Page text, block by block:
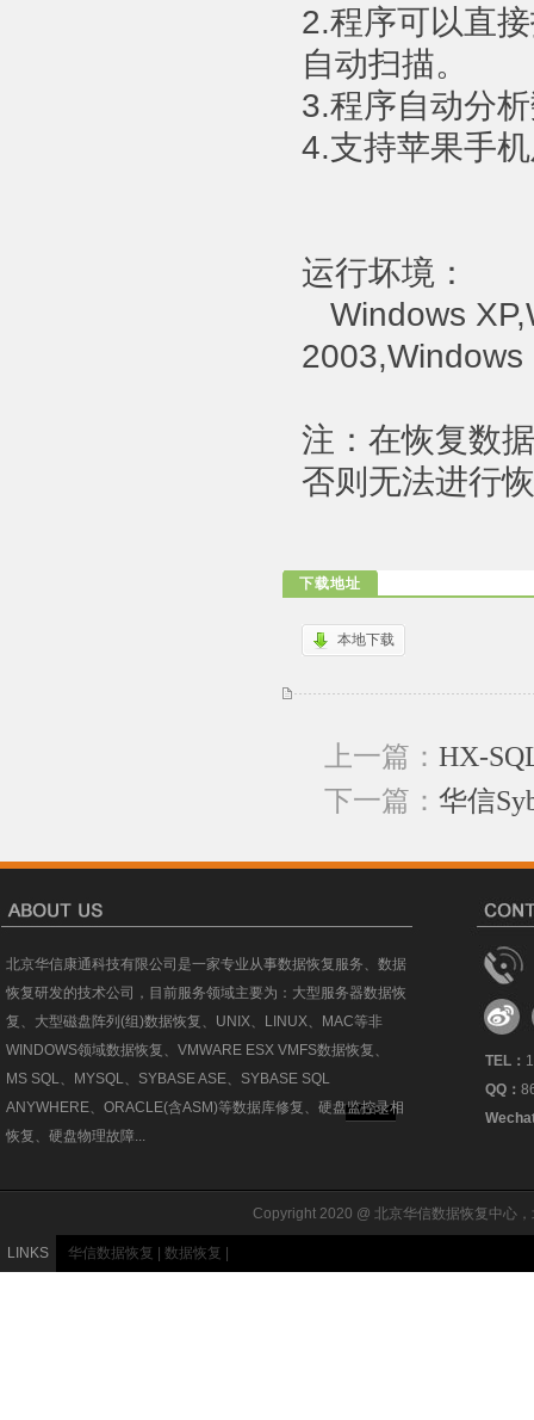
2.程序可以直
自动扫描。
3.程序自动分
4.支持苹果手
运行坏境：
Windows
注：在恢复数
否则无法进行
下载地址
本地下载
上一篇： HX-
下一篇： 华信
北京华信康通科技有限公司是一家专业从事数据恢复服务、数据
恢复研发的技术公司，目前服务领域主要为：大型服务器数据恢
复、大型磁盘阵列(组)数据恢复、UNIX、LINUX、MAC等非
WINDOWS领域数据恢复、VMWARE ESX VMFS数据恢复、
MS SQL、MYSQL、SYBASE ASE、SYBASE SQL
ANYWHERE、ORACLE(含ASM)等数据库修复、硬盘监控录相
恢复、硬盘物理故障...
MORE
TEL：
QQ：
Copyright 2020 @ 北京华信数据恢复中心
LINKS 华信数据恢复 数据恢复